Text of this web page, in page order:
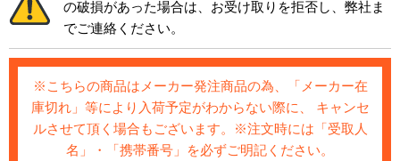
の破損があった場合は、お受け取りを拒否し、弊社ま
でご連絡ください。
※こちらの商品はメーカー発注商品の為、「メーカー在
庫切れ」等により入荷予定がわからない際に、 キャンセ
ルさせて頂く場合もございます。※注文時には「受取人
名」・「携帯番号」を必ずご明記ください。